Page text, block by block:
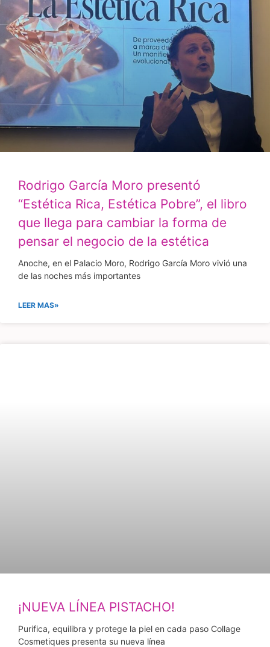
Rodrigo García Moro presentó
“Estética Rica, Estética Pobre”, el libro
que llega para cambiar la forma de
pensar el negocio de la estética
Anoche, en el Palacio Moro, Rodrigo García Moro vivió una
de las noches más importantes
LEER MAS»
¡NUEVA LÍNEA PISTACHO!
Purifica, equilibra y protege la piel en cada paso Collage
Cosmetiques presenta su nueva línea